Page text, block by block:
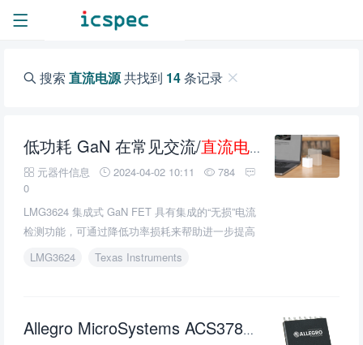
搜索 直流电源共找到 14条记录
低功耗 GaN 在常见交流/直流电源 拓扑中的优势
元器件信息 2024-04-02 10:11
784
0
LMG3624 集成式 GaN FET 具有集成的“无损”电流
检测功能，可通过降低功率损耗来帮助进一步提高
效率。
LMG3624 Texas Instruments
Allegro MicroSystems ACS37800交流/ 直流电源